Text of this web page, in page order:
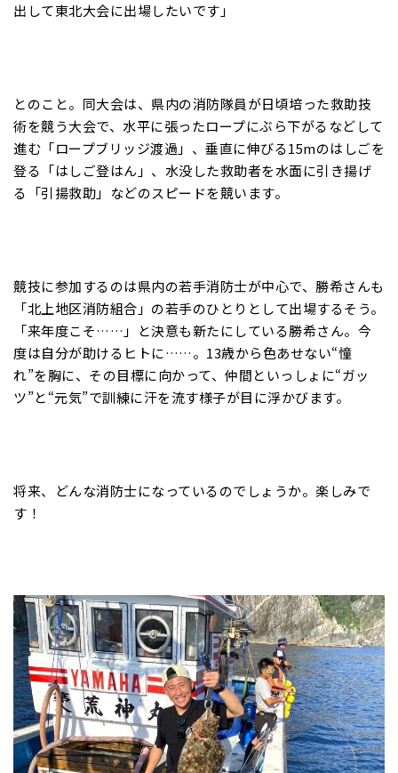
出して東北大会に出場したいです」
とのこと。同大会は、県内の消防隊員が日頃培った救助技
術を競う大会で、水平に張ったロープにぶら下がるなどして
進む「ロープブリッジ渡過」、垂直に伸びる15mのはしごを
登る「はしご登はん」、水没した救助者を水面に引き揚げ
る「引揚救助」などのスピードを競います。
競技に参加するのは県内の若手消防士が中心で、勝希さんも
「北上地区消防組合」の若手のひとりとして出場するそう。
「来年度こそ……」と決意も新たにしている勝希さん。今
度は自分が助けるヒトに……。13歳から色あせない“憧
れ”を胸に、その目標に向かって、仲間といっしょに“ガッ
ツ”と“元気”で訓練に汗を流す様子が目に浮かびます。
将来、どんな消防士になっているのでしょうか。楽しみで
す！